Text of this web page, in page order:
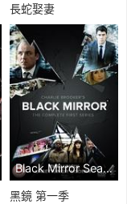
長蛇娶妻
Black Mirror Season 1 線上看
黑鏡 第一季